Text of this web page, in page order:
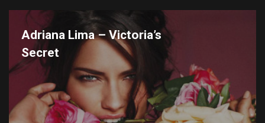
Adriana Lima – Victoria’s
Secret